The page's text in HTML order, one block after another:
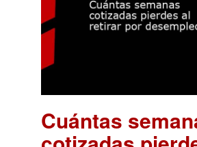
Cuántas